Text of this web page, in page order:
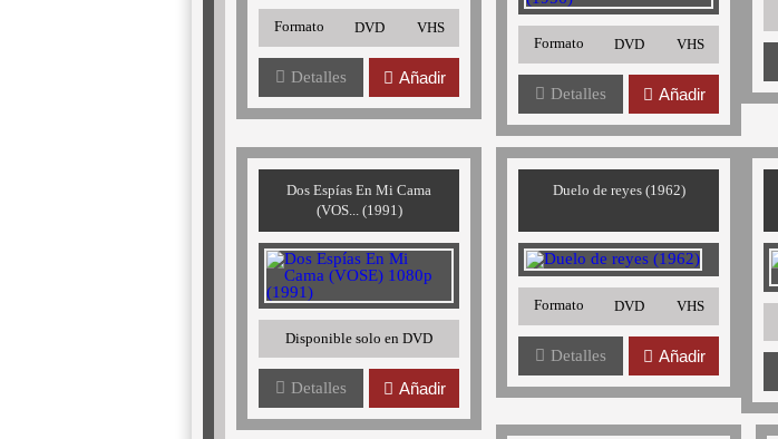
Formato DVD VHS
Detalles Añadir
Formato DVD VHS
Detalles Añadir
Dos Espías En Mi Cama
(VOS... (1991)
Disponible solo en DVD
Detalles Añadir
Duelo de reyes (1962)
Formato DVD VHS
Detalles Añadir